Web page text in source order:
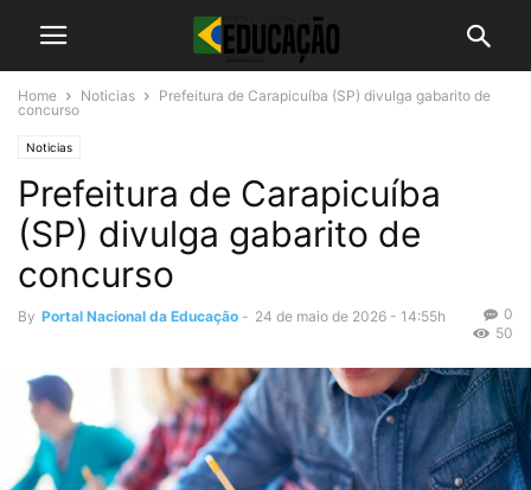
Home Noticias
Prefeitura de Carapicuíba (SP) divulga gabarito de
concurso
Noticias
Prefeitura de Carapicuíba
(SP) divulga gabarito de
concurso
By Portal Nacional da Educação - 24 de maio de 2026 - 14:55h
0
50